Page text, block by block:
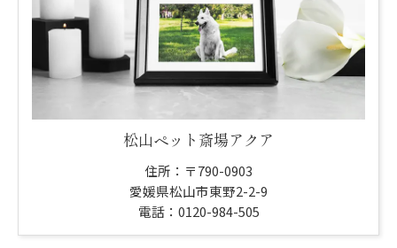
松山ペット斎場アクア
住所：〒790-0903
愛媛県松山市東野2-2-9
電話：0120-984-505